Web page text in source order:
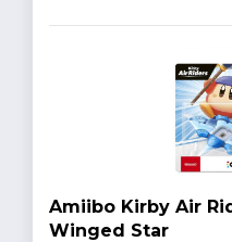
Amiibo Kirby Air
Winged Star